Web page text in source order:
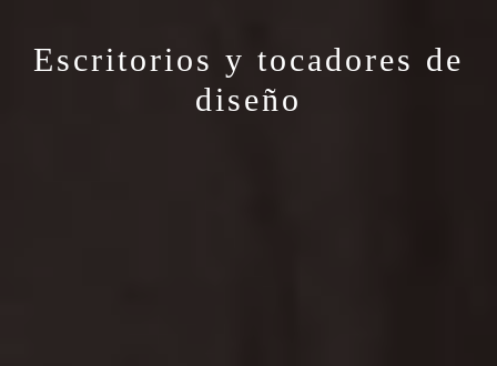
Escritorios y tocadores de
diseño